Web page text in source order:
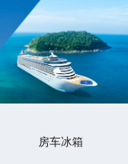
房车冰箱